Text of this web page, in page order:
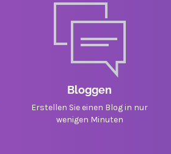
Bloggen
Erstellen Sie einen Blog in nur
wenigen Minuten